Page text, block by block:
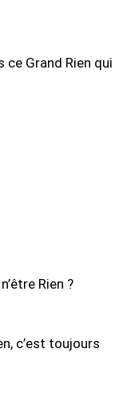
ce Grand Rien qui
Rien ?
c’est toujours